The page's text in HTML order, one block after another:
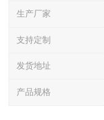
生产厂家
支持定制
发货地址
产品规格